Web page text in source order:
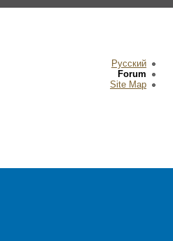
Русский
Forum
Site Map